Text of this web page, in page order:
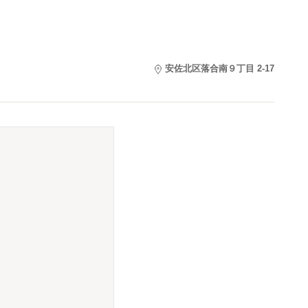
安佐北区落合南９丁目 2-17